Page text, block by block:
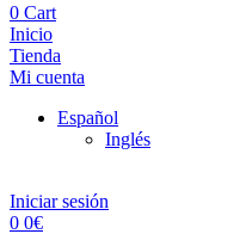
0 Cart
Inicio
Tienda
Mi cuenta
Español
Inglés
Iniciar sesión
0 0€